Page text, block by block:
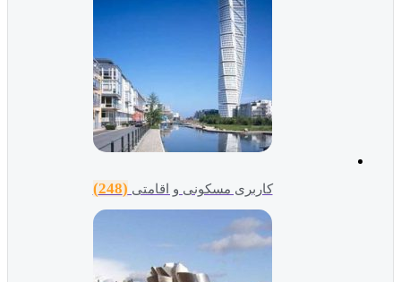
کاربری مسکونی و اقامتی (248)